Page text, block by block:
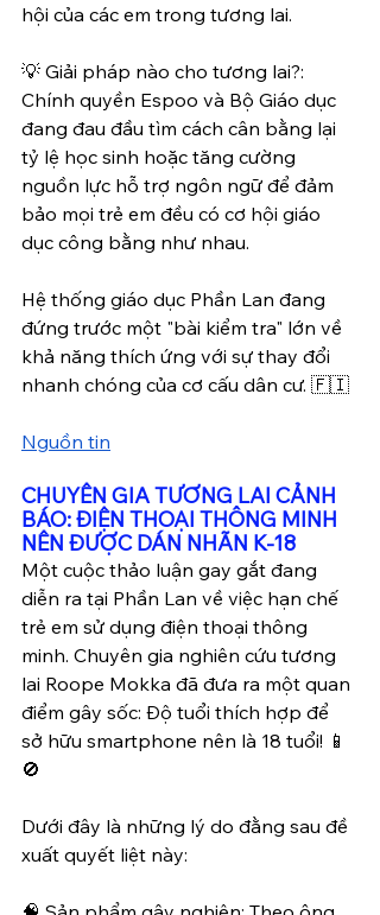
hội của các em trong tương lai.
💡 Giải pháp nào cho tương lai?:
Chính quyền Espoo và Bộ Giáo dục
đang đau đầu tìm cách cân bằng lại
tỷ lệ học sinh hoặc tăng cường
nguồn lực hỗ trợ ngôn ngữ để đảm
bảo mọi trẻ em đều có cơ hội giáo
dục công bằng như nhau.
Hệ thống giáo dục Phần Lan đang
đứng trước một "bài kiểm tra" lớn về
khả năng thích ứng với sự thay đổi
nhanh chóng của cơ cấu dân cư. 🇫🇮
Nguồn tin
CHUYÊN GIA TƯƠNG LAI CẢNH
BÁO: ĐIỆN THOẠI THÔNG MINH
NÊN ĐƯỢC DÁN NHÃN K-18
Một cuộc thảo luận gay gắt đang
diễn ra tại Phần Lan về việc hạn chế
trẻ em sử dụng điện thoại thông
minh. Chuyên gia nghiên cứu tương
lai Roope Mokka đã đưa ra một quan
điểm gây sốc: Độ tuổi thích hợp để
sở hữu smartphone nên là 18 tuổi! 📱
🚫
Dưới đây là những lý do đằng sau đề
xuất quyết liệt này: